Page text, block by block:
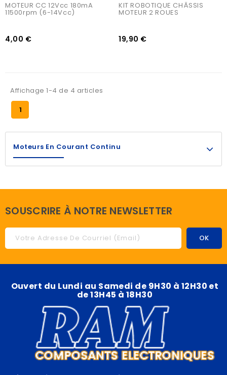
MOTEUR CC 12Vcc 180mA
11500rpm (6-14Vcc)
4,00 €
KIT ROBOTIQUE CHÂSSIS
MOTEUR 2 ROUES
19,90 €
Affichage 1-4 de 4 articles
1
Moteurs En Courant Continu
SOUSCRIRE À NOTRE NEWSLETTER
Ouvert du Lundi au Samedi de 9H30 à 12H30 et
de 13H45 à 18H30